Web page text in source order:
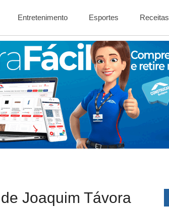
Entretenimento Esportes Receitas
Joaquim Távora